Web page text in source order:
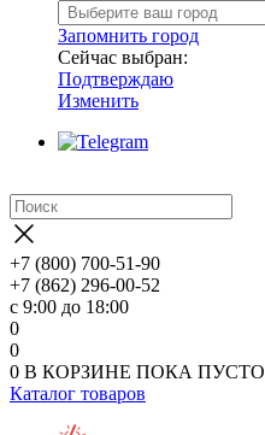
Запомнить город
Сейчас выбран:
Подтверждаю
Изменить
+7 (800) 700-51-90
+7 (862) 296-00-52
с 9:00 до 18:00
0
0
0 В КОРЗИНЕ ПОКА ПУСТО
Каталог товаров